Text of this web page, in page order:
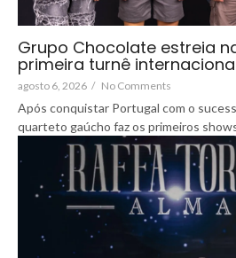
Grupo Chocolate estreia
primeira turnê
agosto 6, 2026 / No Comments
Após conquistar Portugal com o
quarteto gaúcho faz os primeiros